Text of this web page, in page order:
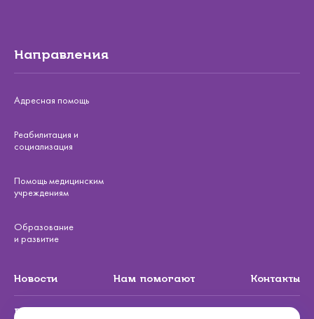
Направления
Адресная помощь
Реабилитация и
социализация
Помощь медицинским
учреждениям
Образование
и развитие
Новости Нам помогают Контакты
Подписаться на рассылку